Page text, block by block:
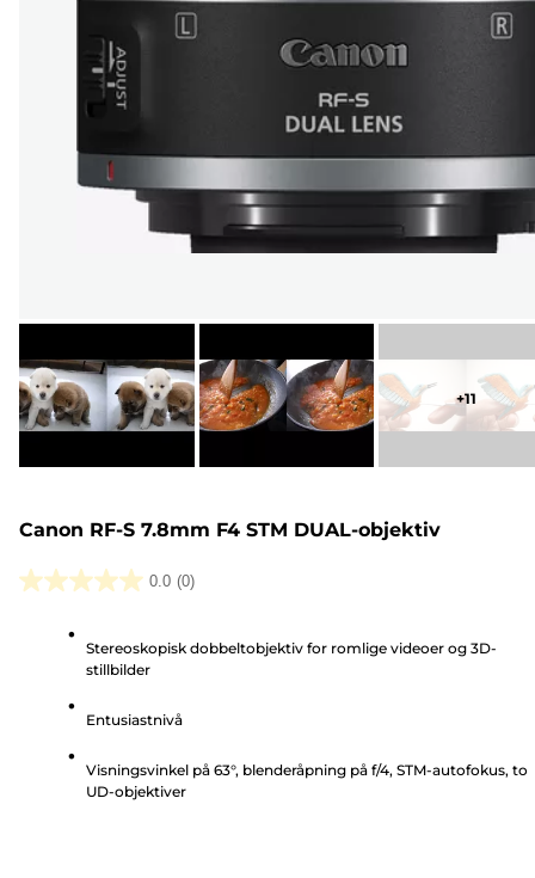
+11
Canon RF-S 7.8mm F4 STM DUAL-objektiv
0.0 (0)
0.0
stjerner.
Stereoskopisk dobbeltobjektiv for romlige videoer og 3D-
stillbilder
Entusiastnivå
Visningsvinkel på 63°, blenderåpning på f/4, STM-autofokus, to
UD-objektiver